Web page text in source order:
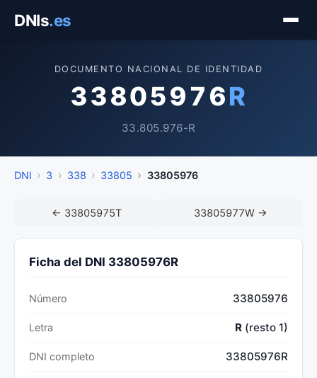
DNIs.es
DOCUMENTO NACIONAL DE IDENTIDAD
33805976R
33.805.976-R
DNI 3 338 33805 33805976
← 33805975T 33805977W →
Ficha del DNI 33805976R
Número 33805976
Letra R (resto 1)
DNI completo 33805976R